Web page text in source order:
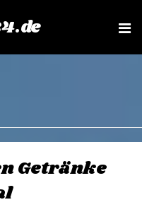
e
Getränke